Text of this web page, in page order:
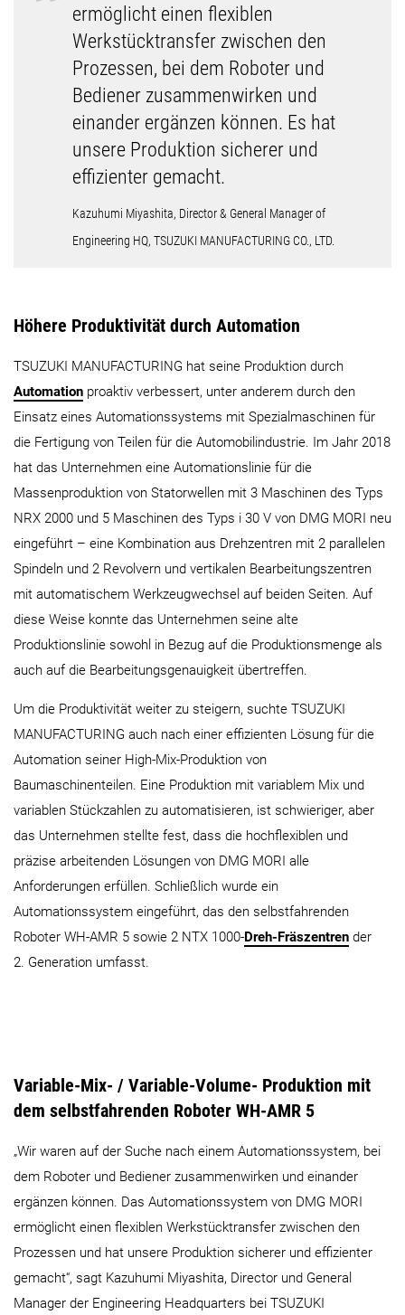
ermöglicht einen flexiblen
Werkstücktransfer zwischen den
Prozessen, bei dem Roboter und
Bediener zusammenwirken und
einander ergänzen können. Es hat
unsere Produktion sicherer und
effizienter gemacht.
Kazuhumi Miyashita, Director & General Manager of
Engineering HQ, TSUZUKI MANUFACTURING CO., LTD.
Höhere Produktivität durch Automation
TSUZUKI MANUFACTURING hat seine Produktion durch
Automation proaktiv verbessert, unter anderem durch den
Einsatz eines Automationssystems mit Spezialmaschinen für
die Fertigung von Teilen für die Automobilindustrie. Im Jahr 2018
hat das Unternehmen eine Automationslinie für die
Massenproduktion von Statorwellen mit 3 Maschinen des Typs
NRX 2000 und 5 Maschinen des Typs i 30 V von DMG MORI neu
eingeführt – eine Kombination aus Drehzentren mit 2 parallelen
Spindeln und 2 Revolvern und vertikalen Bearbeitungszentren
mit automatischem Werkzeugwechsel auf beiden Seiten. Auf
diese Weise konnte das Unternehmen seine alte
Produktionslinie sowohl in Bezug auf die Produktionsmenge als
auch auf die Bearbeitungsgenauigkeit übertreffen.
Um die Produktivität weiter zu steigern, suchte TSUZUKI
MANUFACTURING auch nach einer effizienten Lösung für die
Automation seiner High-Mix-Produktion von
Baumaschinenteilen. Eine Produktion mit variablem Mix und
variablen Stückzahlen zu automatisieren, ist schwieriger, aber
das Unternehmen stellte fest, dass die hochflexiblen und
präzise arbeitenden Lösungen von DMG MORI alle
Anforderungen erfüllen. Schließlich wurde ein
Automationssystem eingeführt, das den selbstfahrenden
Roboter WH-AMR 5 sowie 2 NTX 1000-Dreh-Fräszentren der
2. Generation umfasst.
Variable-Mix- / Variable-Volume- Produktion mit
dem selbstfahrenden Roboter WH-AMR 5
„Wir waren auf der Suche nach einem Automationssystem, bei
dem Roboter und Bediener zusammenwirken und einander
ergänzen können. Das Automationssystem von DMG MORI
ermöglicht einen flexiblen Werkstücktransfer zwischen den
Prozessen und hat unsere Produktion sicherer und effizienter
gemacht“, sagt Kazuhumi Miyashita, Director und General
Manager der Engineering Headquarters bei TSUZUKI